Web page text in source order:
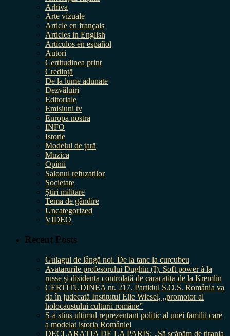
Arhiva
Arte vizuale
Article en français
Articles in English
Artículos en español
Autori
Certitudinea print
Credință
De la lume adunate
Dezvăluiri
Editoriale
Emisiuni tv
Europa nostra
INFO
Istorie
Modelul de țară
Muzica
Opinii
Salonul refuzaților
Societate
Știri militare
Tema de gândire
Uncategorized
VIDEO
Recent Posts
Gulagul de lângă noi. De la tanc la curcubeu
Avatarurile profesorului Dughin (I). Soft power à la
russe și disidența controlată de caracatița de la Kremlin
CERTITUDINEA nr. 217. Partidul S.O.S. România va
da în judecată Institutul Elie Wiesel, „promotor al
holocaustului culturii române”
S-a stins ultimul reprezentant politic al unei familii care
a modelat istoria României
DECLARAȚIA DE LA PARIS: „Să scăpăm de tirania